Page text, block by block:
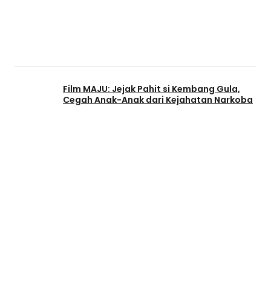
Film MAJU: Jejak Pahit si Kembang Gula,
Cegah Anak-Anak dari Kejahatan Narkoba